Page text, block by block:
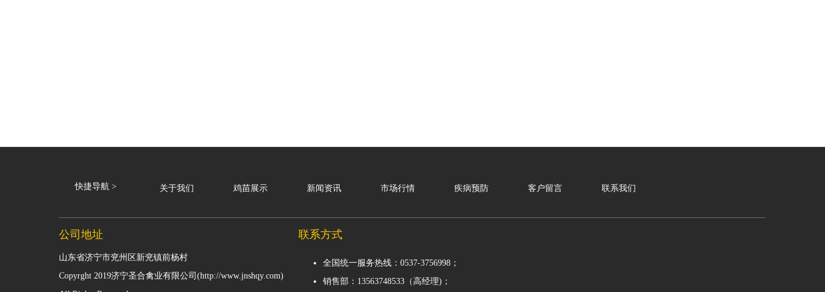
快捷导航 > 关于我们 鸡苗展示 新闻资讯 市场行情 疾病预防 客户留言 联系我们
公司地址
山东省济宁市兖州区新兖镇前杨村
Copyrght 2019济宁圣合禽业有限公司 (http://www.jnshqy.com)
联系方式
全国统一服务热线：0537-3756998；
销售部：13563748533（高经理)；